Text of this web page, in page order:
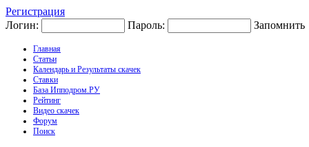
Регистрация
Логин:
Пароль: Запомнить
Главная
Статьи
Календарь и Результаты скачек
Ставки
База Ипподром.РУ
Рейтинг
Видео скачек
Форум
Поиск